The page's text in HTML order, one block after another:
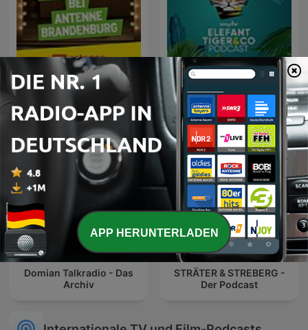
Stars bei Antenne
Elefant, Tiger & Co. - Der
Podcast
Domian Talkradio - Das
Archiv
STRÄTER & STREBERG -
Der Podcast
APP HERUNTERLADEN